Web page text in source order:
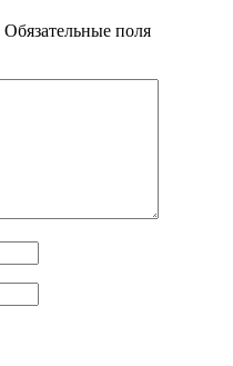
Обязательные поля